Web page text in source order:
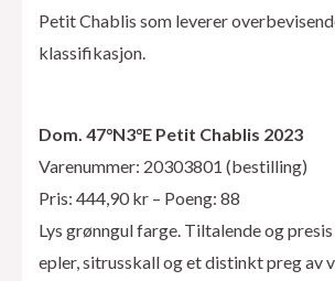
Petit Chablis som leverer
klassifikasjon.
Dom. 47°N3°E Petit Chablis 2023
Varenummer: 20303801 (bestilling)
Pris: 444,90 kr – Poeng: 88
Lys grønngul farge. Tiltalende og
epler, sitrusskall og et distinkt preg av